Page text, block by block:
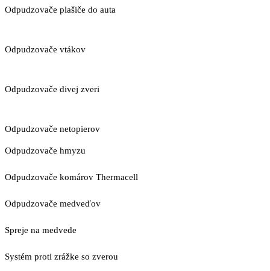
Odpudzovače plašiče do auta
Odpudzovače vtákov
Odpudzovače divej zveri
Odpudzovače netopierov
Odpudzovače hmyzu
Odpudzovače komárov Thermacell
Odpudzovače medveďov
Spreje na medvede
Systém proti zrážke so zverou